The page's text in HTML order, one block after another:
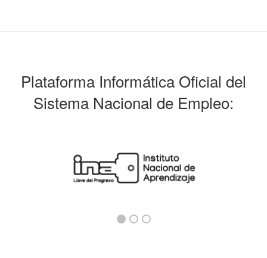
Plataforma Informática Oficial del
Sistema Nacional de Empleo: